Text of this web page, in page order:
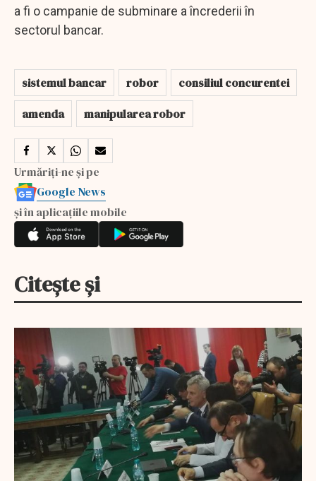
a fi o campanie de subminare a încrederii în
sectorul bancar.
sistemul bancar robor
consiliul concurentei
amenda
manipularea robor
Urmăriți-ne și pe
Google News
și în aplicațiile mobile
Citește și